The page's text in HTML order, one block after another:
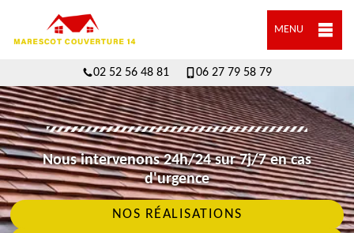
MENU
02 52 56 48 81 06 27 79 58 79
Nous intervenons 24h/24 sur 7j/7 en cas
d'urgence
NOS RÉALISATIONS